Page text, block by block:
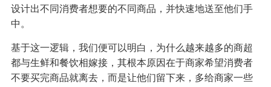
设计出不同消费者想要的不同商品，并快速地送至他们手
中。
基于这一逻辑，我们便可以明白，为什么越来越多的商超
都与生鲜和餐饮相嫁接，其根本原因在于商家希望消费者
不要买完商品就离去，而是让他们留下来，多给商家一些